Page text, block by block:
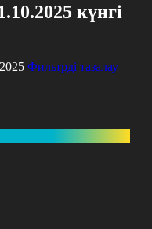
күнгі
Фильтрді тазалау